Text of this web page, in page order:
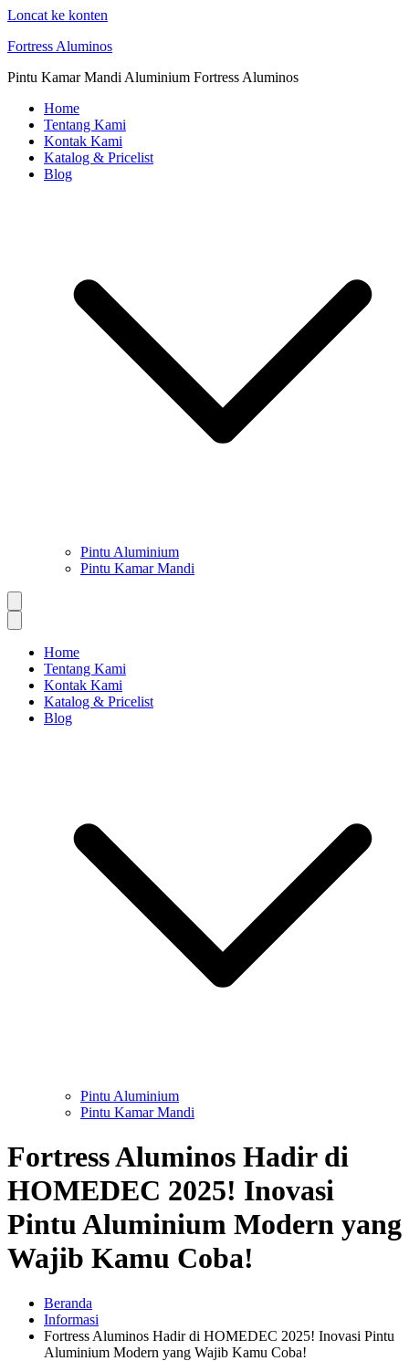
Loncat ke konten
Fortress Aluminos
Pintu Kamar Mandi Aluminium Fortress Aluminos
Home
Tentang Kami
Kontak Kami
Katalog & Pricelist
Blog
Pintu Aluminium
Pintu Kamar Mandi
Home
Tentang Kami
Kontak Kami
Katalog & Pricelist
Blog
Pintu Aluminium
Pintu Kamar Mandi
Fortress Aluminos Hadir di
HOMEDEC 2025! Inovasi
Pintu Aluminium Modern yang
Wajib Kamu Coba!
Beranda
Informasi
Fortress Aluminos Hadir di HOMEDEC 2025! Inovasi Pintu
Aluminium Modern yang Wajib Kamu Coba!